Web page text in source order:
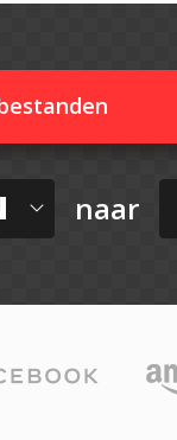
naar